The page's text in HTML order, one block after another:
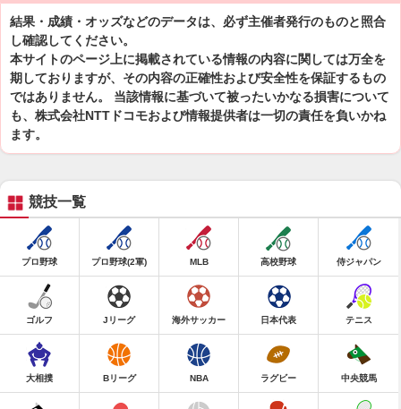
結果・成績・オッズなどのデータは、必ず主催者発行のものと照合
し確認してください。
本サイトのページ上に掲載されている情報の内容に関しては万全を
期しておりますが、その内容の正確性および安全性を保証するもの
ではありません。 当該情報に基づいて被ったいかなる損害について
も、株式会社NTTドコモおよび情報提供者は一切の責任を負いかね
ます。
競技一覧
プロ野球 プロ野球(2軍) MLB 高校野球 侍ジャパン
ゴルフ Jリーグ 海外サッカー 日本代表 テニス
大相撲 Bリーグ NBA ラグビー 中央競馬